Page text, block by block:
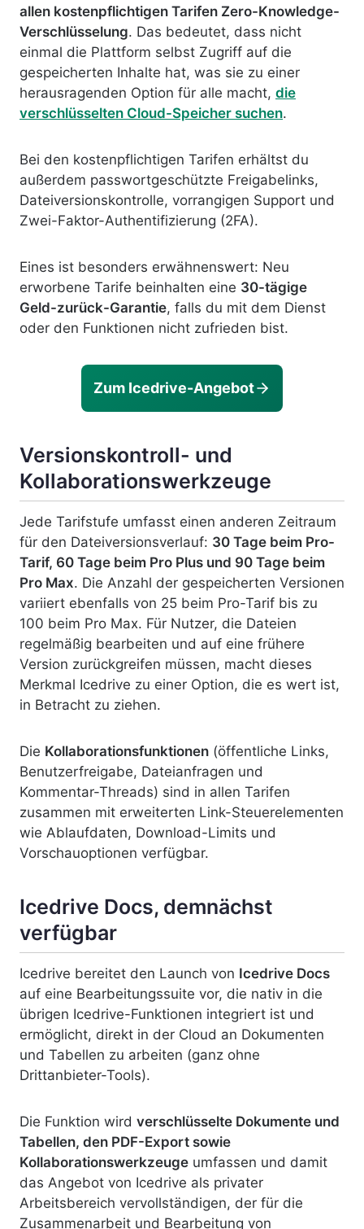
allen kostenpflichtigen Tarifen Zero-Knowledge-
Verschlüsselung. Das bedeutet, dass nicht
einmal die Plattform selbst Zugriff auf die
gespeicherten Inhalte hat, was sie zu einer
herausragenden Option für alle macht, die
verschlüsselten Cloud-Speicher suchen.
Bei den kostenpflichtigen Tarifen erhältst du
außerdem passwortgeschützte Freigabelinks,
Dateiversionskontrolle, vorrangigen Support und
Zwei-Faktor-Authentifizierung (2FA).
Eines ist besonders erwähnenswert: Neu
erworbene Tarife beinhalten eine 30-tägige
Geld-zurück-Garantie, falls du mit dem Dienst
oder den Funktionen nicht zufrieden bist.
Zum Icedrive-Angebot
Versionskontroll- und
Kollaborationswerkzeuge
Jede Tarifstufe umfasst einen anderen Zeitraum
für den Dateiversionsverlauf: 30 Tage beim Pro-
Tarif, 60 Tage beim Pro Plus und 90 Tage beim
Pro Max. Die Anzahl der gespeicherten Versionen
variiert ebenfalls von 25 beim Pro-Tarif bis zu
100 beim Pro Max. Für Nutzer, die Dateien
regelmäßig bearbeiten und auf eine frühere
Version zurückgreifen müssen, macht dieses
Merkmal Icedrive zu einer Option, die es wert ist,
in Betracht zu ziehen.
Die Kollaborationsfunktionen (öffentliche Links,
Benutzerfreigabe, Dateianfragen und
Kommentar-Threads) sind in allen Tarifen
zusammen mit erweiterten Link-Steuerelementen
wie Ablaufdaten, Download-Limits und
Vorschauoptionen verfügbar.
Icedrive Docs, demnächst
verfügbar
Icedrive bereitet den Launch von Icedrive Docs
auf eine Bearbeitungssuite vor, die nativ in die
übrigen Icedrive-Funktionen integriert ist und
ermöglicht, direkt in der Cloud an Dokumenten
und Tabellen zu arbeiten (ganz ohne
Drittanbieter-Tools).
Die Funktion wird verschlüsselte Dokumente und
Tabellen, den PDF-Export sowie
Kollaborationswerkzeuge umfassen und damit
das Angebot von Icedrive als privater
Arbeitsbereich vervollständigen, der für die
Zusammenarbeit und Bearbeitung von